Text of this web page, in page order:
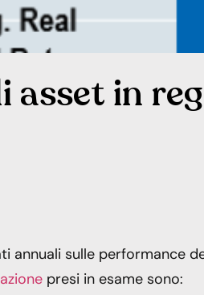
asset in
sulle performance
presi in esame sono: